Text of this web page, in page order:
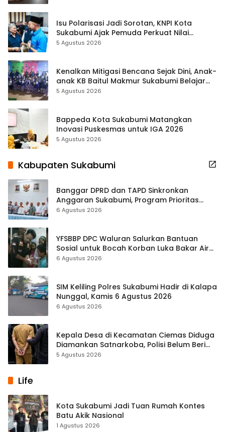
Isu Polarisasi Jadi Sorotan, KNPI Kota
Sukabumi Ajak Pemuda Perkuat Nilai
Kebangsaan
5 Agustus 2026
Kenalkan Mitigasi Bencana Sejak Dini, Anak-
anak KB Baitul Makmur Sukabumi Belajar
Lewat Boneka Tangan
5 Agustus 2026
Bappeda Kota Sukabumi Matangkan
Inovasi Puskesmas untuk IGA 2026
5 Agustus 2026
Kabupaten Sukabumi
Banggar DPRD dan TAPD Sinkronkan
Anggaran Sukabumi, Program Prioritas
hingga Pendapatan Dibahas
6 Agustus 2026
YFSBBP DPC Waluran Salurkan Bantuan
Sosial untuk Bocah Korban Luka Bakar Air
Panas
6 Agustus 2026
SIM Keliling Polres Sukabumi Hadir di Kalapa
Nunggal, Kamis 6 Agustus 2026
6 Agustus 2026
Kepala Desa di Kecamatan Ciemas Diduga
Diamankan Satnarkoba, Polisi Belum Beri
Penjelasan Resmi
5 Agustus 2026
Life
Kota Sukabumi Jadi Tuan Rumah Kontes
Batu Akik Nasional
1 Agustus 2026